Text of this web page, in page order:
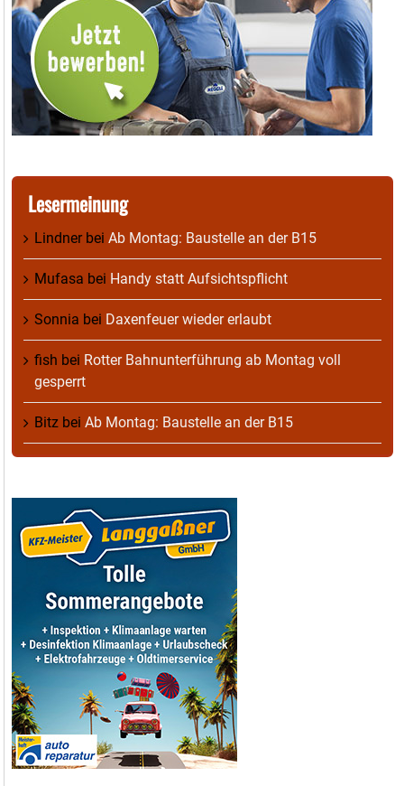
Lesermeinung
Lindnerbei Ab Montag: Baustelle an der B15
Mufasa bei Handy statt Aufsichtspflicht
Sonnia bei Daxenfeuer wieder erlaubt
fish bei Rotter Bahnunterführung ab Montag voll
gesperrt
Bitz bei Ab Montag: Baustelle an der B15